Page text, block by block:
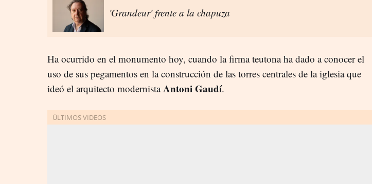
'Grandeur' frente a la chapuza
Ha ocurrido en el monumento hoy, cuando la firma teutona ha dado a conocer el
uso de sus pegamentos en la construcción de las torres centrales de la iglesia que
ideó el arquitecto modernistaAntoni Gaudí.